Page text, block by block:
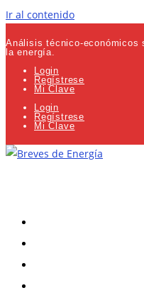
Ir al contenido
Análisis técnico-económicos
la energía.
Login
Regístrese
Mi Clave
Login
Regístrese
Mi Clave